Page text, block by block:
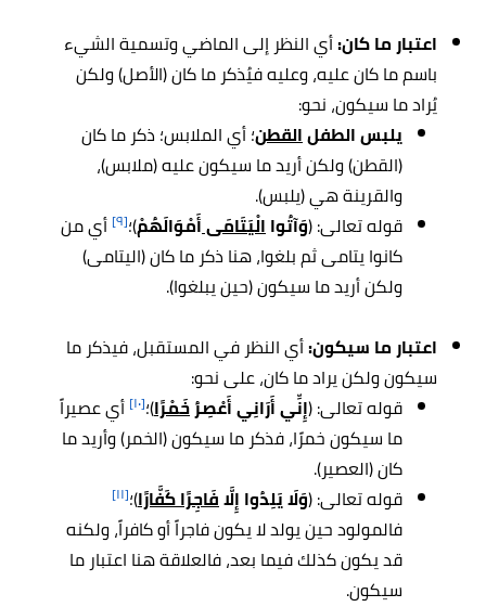
اعتبار ما كان:أي النظر إلى الماضي وتسمية الشيء
باسم ما كان عليه، وعليه فيُذكر ما كان (الأصل) ولكن
يُراد ما سيكون، نحو:
يلبس الطفلالقطن؛ أي الملابس؛ ذكر ما كان
(القطن) ولكن أريد ما سيكون عليه (ملابس)،
والقرينة هي (يلبس).
قوله تعالى: (وَآتُواالْيَتَامَىأَمْوَالَهُمْ)؛[٩]
أي من
كانوا يتامى ثم بلغوا، هنا ذكر ما كان (اليتامى)
ولكن أريد ما سيكون (حين يبلغوا).
اعتبار ما سيكون:أي النظر في المستقبل، فيذكر ما
سيكون ولكن يراد ما كان، على نحو:
قوله تعالى: (إِنِّي أَرَانِي أَعْصِرُخَمْرًا)؛[١٠]
أي عصيراً
ما سيكون خمرًا، فذكر ما سيكون (الخمر) وأريد ما
كان (العصير).
قوله تعالى: (وَلَا يَلِدُوا إِلَّافَاجِرًا كَفَّارًا)؛[١١]
فالمولود حين يولد لا يكون فاجراً أو كافراً، ولكنه
قد يكون كذلك فيما بعد، فالعلاقة هنا اعتبار ما
سيكون.